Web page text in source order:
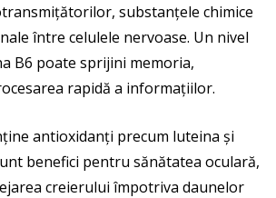
substanțele chimice
între celulele nervoase. Un nivel
B6 poate sprijini memoria,
rapidă a informațiilor.
antioxidanți precum luteina și
benefici pentru sănătatea oculară,
creierului împotriva daunelor